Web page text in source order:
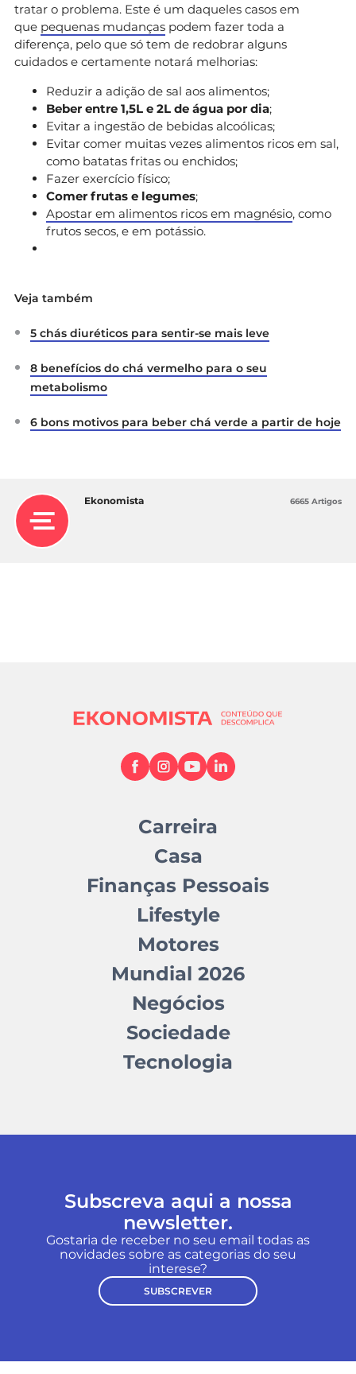
tratar o problema. Este é um daqueles casos em
que pequenas mudanças podem fazer toda a
diferença, pelo que só tem de redobrar alguns
cuidados e certamente notará melhorias:
Reduzir a adição de sal aos alimentos;
Beber entre 1,5L e 2L de água por dia;
Evitar a ingestão de bebidas alcoólicas;
Evitar comer muitas vezes alimentos ricos em sal,
como batatas fritas ou enchidos;
Fazer exercício físico;
Comer frutas e legumes;
Apostar em alimentos ricos em magnésio, como
frutos secos, e em potássio.
Veja também
5 chás diuréticos para sentir-se mais leve
8 benefícios do chá vermelho para o seu
metabolismo
6 bons motivos para beber chá verde a partir de hoje
Ekonomista 6665 Artigos
Carreira
Casa
Finanças Pessoais
Lifestyle
Motores
Mundial 2026
Negócios
Sociedade
Tecnologia
Subscreva aqui a nossa
newsletter.
Gostaria de receber no seu email todas as
novidades sobre as categorias do seu
interese?
SUBSCREVER